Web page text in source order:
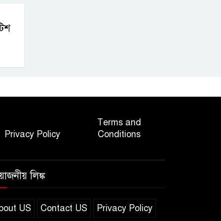
Privacy Policy
Terms and
Conditions
লিঙ্ক
US Contact US Privacy Policy